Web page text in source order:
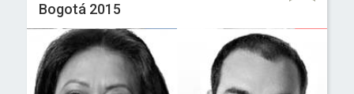
Bogotá 2015